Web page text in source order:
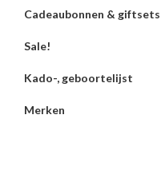
Cadeaubonnen & giftsets
Sale!
Kado-, geboortelijst
Merken